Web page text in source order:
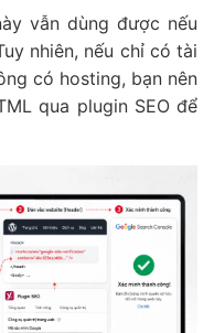
vẫn dùng được nếu
nhiên, nếu chỉ có tài
có hosting, bạn nên
qua plugin SEO để